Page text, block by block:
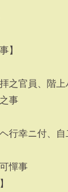
】
之官員、階上
事
行幸ニ付、
憚事